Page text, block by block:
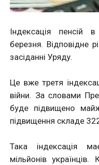
Індексація пенсій
березня. Відповідне
засіданні Уряду.
Це вже третя
війни. За словами
буде підвищено
підвищення складе
Така індексація
мільйонів